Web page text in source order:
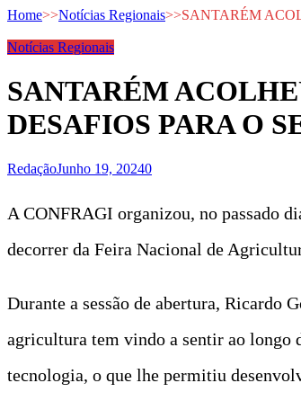
Home>>Notícias Regionais>>SANTARÉM
Notícias Regionais
SANTARÉM
DESAFIOS PARA O
RedaçãoJunho 19, 20240
A CONFRAGI organizou, no passado
decorrer da Feira Nacional de
Durante a sessão de abertura, Ricardo
agricultura tem vindo a sentir ao longo
tecnologia, o que lhe permitiu